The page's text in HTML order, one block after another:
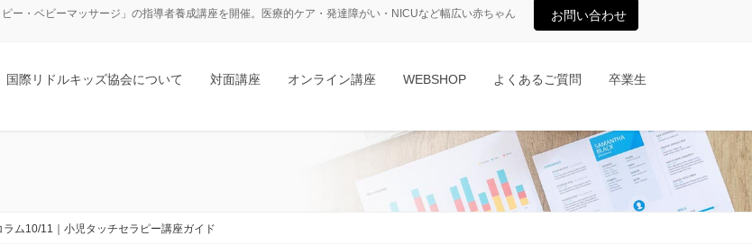
ー・ベビーマッサージ」の指導者養成講座を開催。医療的ケア・発達障がい・NICUなど幅広い赤ちゃん
お問い合わせ
国際リドルキッズ協会について 対面講座 オンライン講座 WEBSHOP よくあるご質問 卒業生
ラム10/11｜小児タッチセラピー講座ガイド